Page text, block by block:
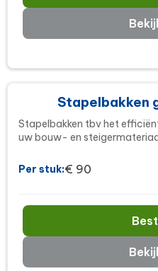
Stapelbakken
Stapelbakken tbv het
uw bouw- en
Per stuk:€ 90